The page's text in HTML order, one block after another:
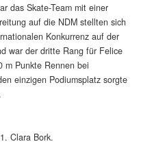
das Skate-Team mit einer
auf die NDM stellten sich
Konkurrenz auf der
war der dritte Rang für Felice
m Punkte Rennen bei
einzigen Podiumsplatz sorgte
Clara Bork.